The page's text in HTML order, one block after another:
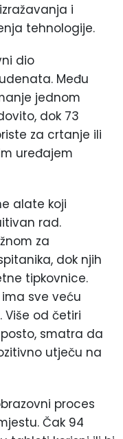
i
tehnologije.
dio
Među
jednom
dok 73
za crtanje ili
uređajem
alate koji
rad.
za
dok njih
tipkovnice.
sve veću
od četiri
smatra da
utječu na
proces
Čak 94